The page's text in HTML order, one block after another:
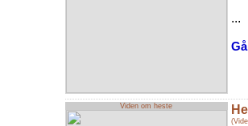
...
Viden om heste